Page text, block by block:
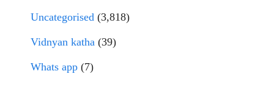
Uncategorised (3,818)
Vidnyan katha (39)
Whats app (7)